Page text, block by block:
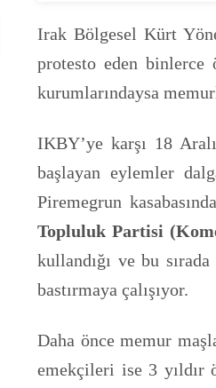
Irak Bölgesel Kürt
protesto eden binlerce
kurumlarındaysa
IKBY’ye karşı 18
başlayan eylemler
Piremegrun
Topluluk Partisi
kullandığı ve bu
bastırmaya çalışıyor.
Daha önce memur
emekçileri ise 3 yıldır